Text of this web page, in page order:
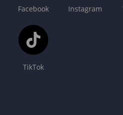
Facebook Instagram
TikTok